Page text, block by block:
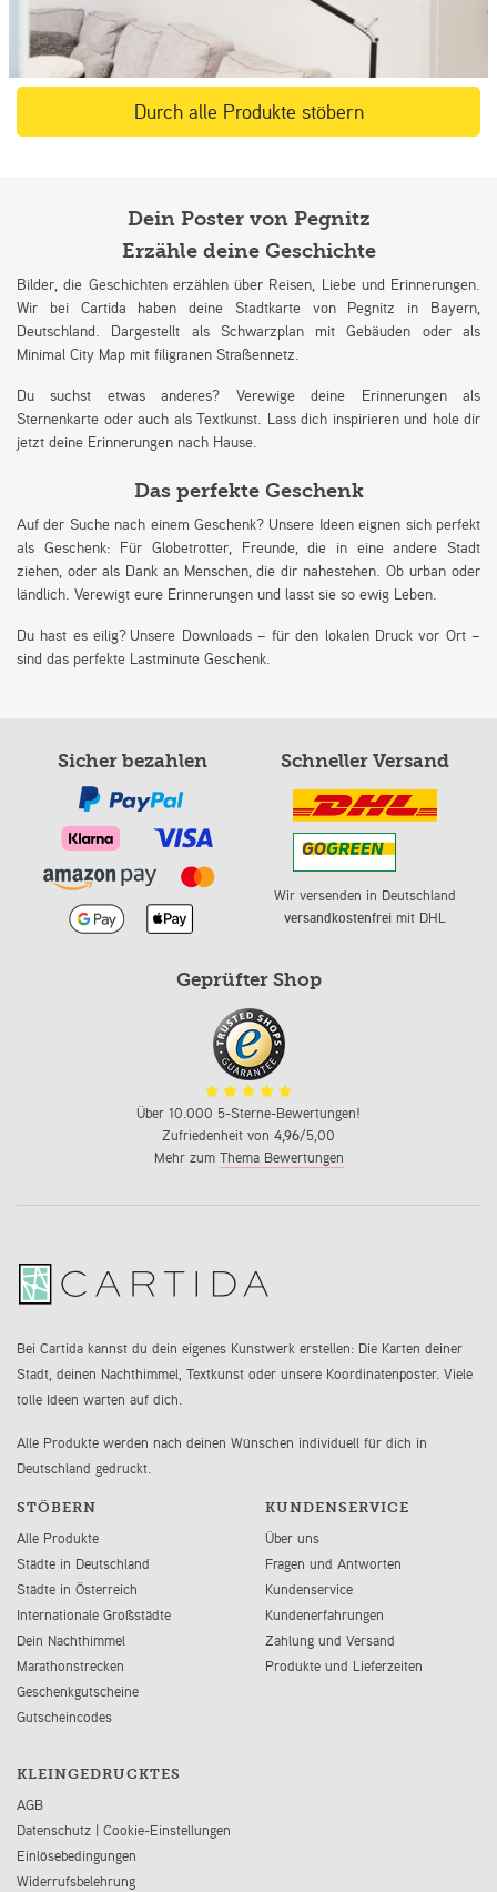
Durch alle Produkte stöbern
Dein Poster von Pegnitz
Erzähle deine Geschichte
Bilder, die Geschichten erzählen über Reisen, Liebe und Erinnerungen.
Wir bei Cartida haben deine Stadtkarte von Pegnitz in Bayern,
Deutschland. Dargestellt als Schwarzplan mit Gebäuden oder als
Minimal City Map mit filigranen Straßennetz.
Du suchst etwas anderes? Verewige deine Erinnerungen als
Sternenkarte oder auch als Textkunst. Lass dich inspirieren und hole dir
jetzt deine Erinnerungen nach Hause.
Das perfekte Geschenk
Auf der Suche nach einem Geschenk? Unsere Ideen eignen sich perfekt
als Geschenk: Für Globetrotter, Freunde, die in eine andere Stadt
ziehen, oder als Dank an Menschen, die dir nahestehen. Ob urban oder
ländlich. Verewigt eure Erinnerungen und lasst sie so ewig Leben.
Du hast es eilig? Unsere Downloads – für den lokalen Druck vor Ort –
sind das perfekte Lastminute Geschenk.
Sicher bezahlen Schneller Versand
Wir versenden in Deutschland
versandkostenfreimit DHL
Geprüfter Shop
Über 10.000 5-Sterne-Bewertungen!
Zufriedenheit von 4,96/5,00
Mehr zum Thema Bewertungen
Bei Cartida kannst du dein eigenes Kunstwerk erstellen: Die Karten deiner
Stadt, deinen Nachthimmel, Textkunst oder unsere Koordinatenposter. Viele
tolle Ideen warten auf dich.
Alle Produkte werden nach deinen Wünschen individuell für dich in
Deutschland gedruckt.
STÖBERN
Alle Produkte
Städte in Deutschland
Städte in Österreich
Internationale Großstädte
Dein Nachthimmel
Marathonstrecken
Geschenkgutscheine
Gutscheincodes
KUNDENSERVICE
Über uns
Fragen und Antworten
Kundenservice
Kundenerfahrungen
Zahlung und Versand
Produkte und Lieferzeiten
KLEINGEDRUCKTES
AGB
Datenschutz | Cookie-Einstellungen
Einlösebedingungen
Widerrufsbelehrung